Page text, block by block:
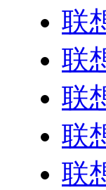
联
联
联
联
联